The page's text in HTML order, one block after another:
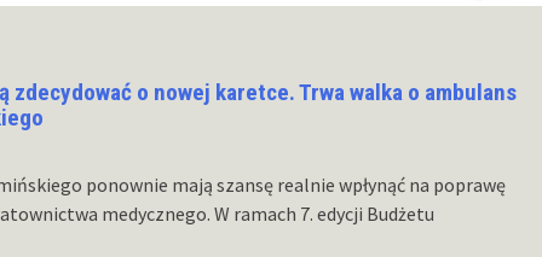
zdecydować o nowej karetce. Trwa walka o ambulans
ponownie mają szansę realnie wpłynąć na poprawę
medycznego. W ramach 7. edycji Budżetu